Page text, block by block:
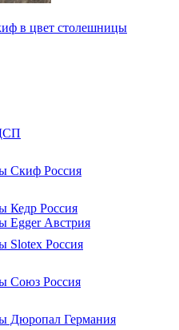
в цвет столешницы
Скиф Россия
Кедр Россия
Egger Австрия
Slotex Россия
Союз Россия
Дюропал Германия